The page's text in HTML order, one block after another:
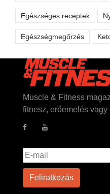
Egészséges receptek
Egészségmegőrzés
Muscle & Fitness
fitnesz, erőemelés vagy